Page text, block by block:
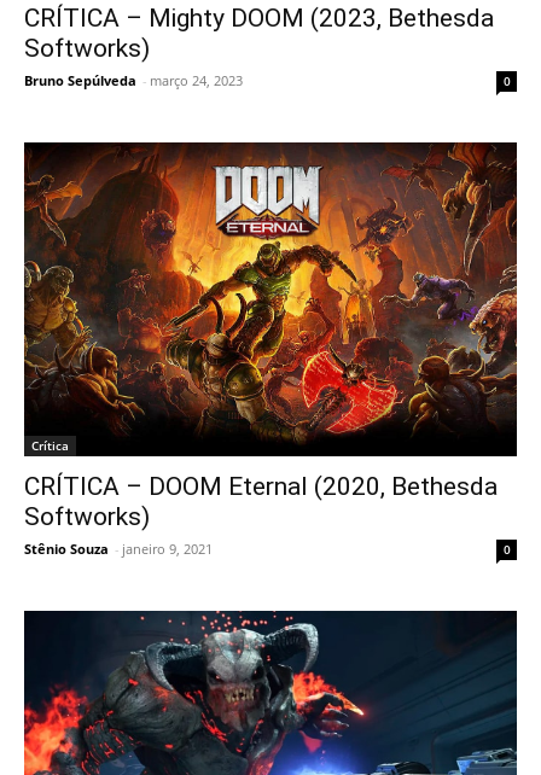
CRÍTICA – Mighty DOOM (2023, Bethesda
Softworks)
Bruno Sepúlveda - março 24, 2023 0
Crítica
CRÍTICA – DOOM Eternal (2020, Bethesda
Softworks)
Stênio Souza - janeiro 9, 2021 0